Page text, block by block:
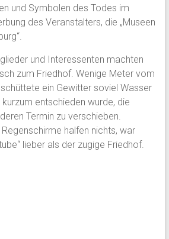
und Symbolen des Todes im
des Veranstalters, die „Museen
und Interessenten machten
zum Friedhof. Wenige Meter vom
ein Gewitter soviel Wasser
entschieden wurde, die
Termin zu verschieben.
halfen nichts, war
lieber als der zugige Friedhof.